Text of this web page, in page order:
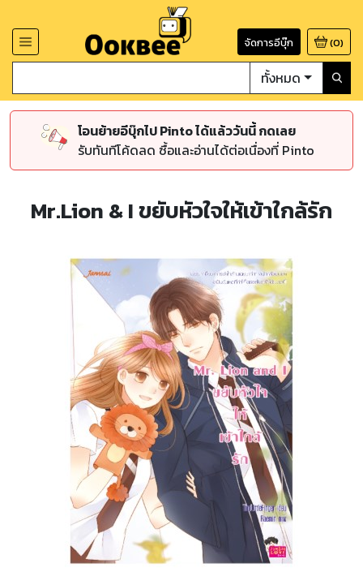
จัดการอีบุ๊ก (0)
ทั้งหมด
โอนย้ายอีบุ๊กไป Pinto ได้แล้ววันนี้ กดเลย
รับทันทีโค้ดลด ซื้อและอ่านได้ต่อเนื่องที่ Pinto
Mr.Lion & I ขยับหัวใจให้เข้าใกล้รัก